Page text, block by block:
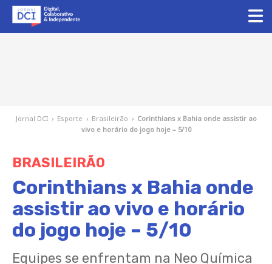
Jornal DCI › Esporte › Brasileirão › Corinthians x Bahia onde assistir ao
vivo e horário do jogo hoje – 5/10
BRASILEIRÃO
Corinthians x Bahia onde
assistir ao vivo e horário
do jogo hoje – 5/10
Equipes se enfrentam na Neo Química